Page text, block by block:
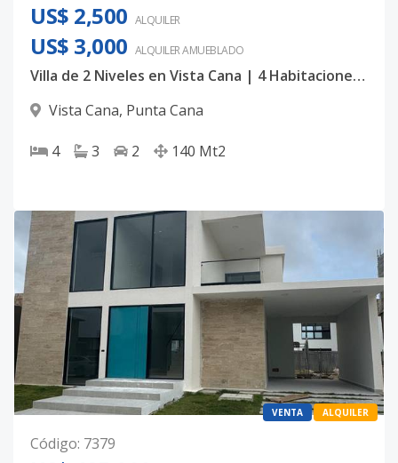
US$ 2,500 ALQUILER
US$ 3,000 ALQUILERAMUEBLADO
Villa de 2 Niveles en Vista Cana | 4 Habitaciones con Patio y Amenidades Tipo Resort
Vista Cana, Punta Cana
4 3 2 140 Mt2
VENTA ALQUILER
Código: 7379